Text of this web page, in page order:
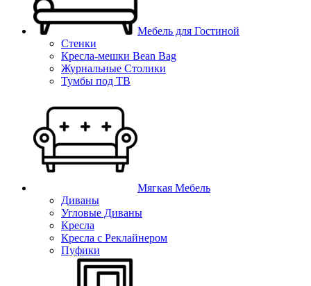
Мебель для Гостиной
Стенки
Кресла-мешки Bean Bag
Журнальные Столики
Тумбы под ТВ
Мягкая Мебель
Диваны
Угловые Диваны
Кресла
Кресла с Реклайнером
Пуфики